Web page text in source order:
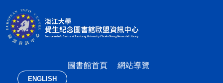
圖書館首頁 網站導覽
ENGLISH